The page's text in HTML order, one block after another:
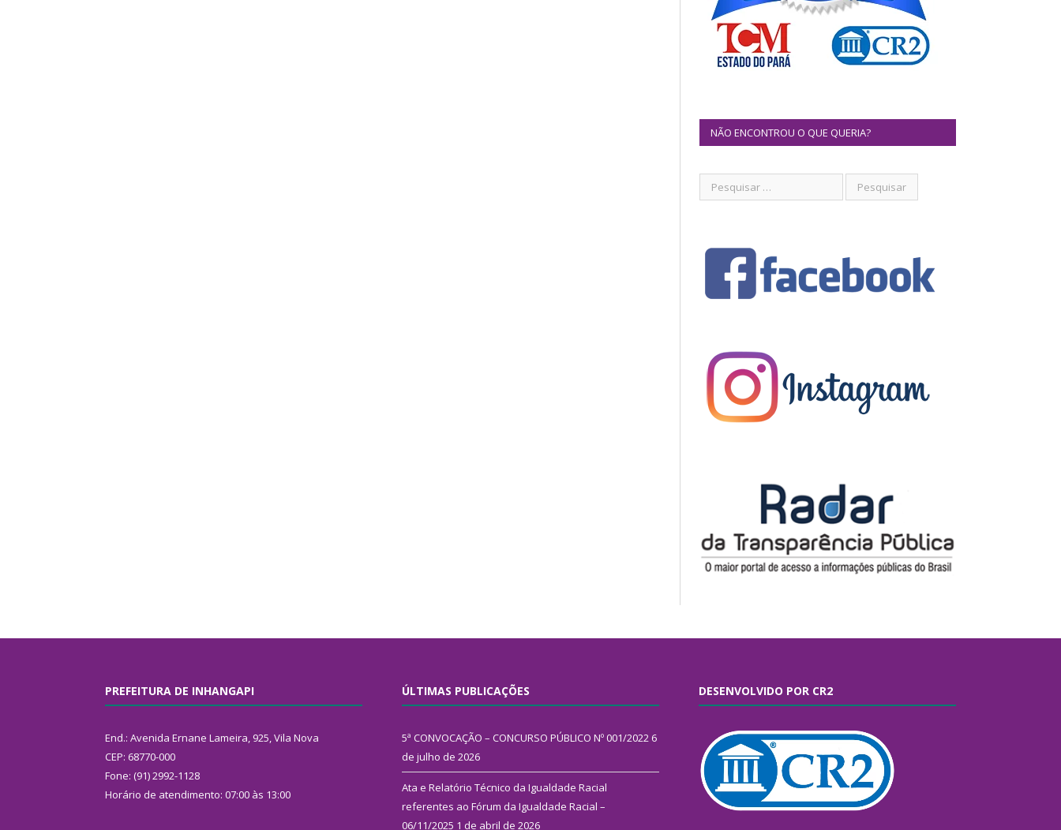
NÃO ENCONTROU O QUE QUERIA?
PREFEITURA DE INHANGAPI
End.: Avenida Ernane Lameira, 925, Vila Nova
CEP: 68770-000
Fone: (91) 2992-1128
Horário de atendimento: 07:00 às 13:00
ÚLTIMAS PUBLICAÇÕES
5ª CONVOCAÇÃO – CONCURSO PÚBLICO Nº 001/2022 6
de julho de 2026
Ata e Relatório Técnico da Igualdade Racial
referentes ao Fórum da Igualdade Racial –
06/11/2025 1 de abril de 2026
DESENVOLVIDO POR CR2